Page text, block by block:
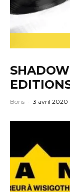
Boris · 3 avril 2020